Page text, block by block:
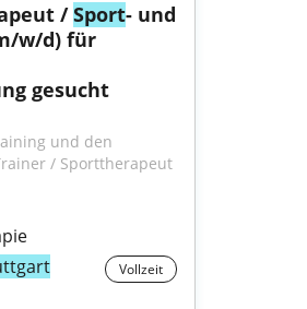
/ Sport- und
w/d) für
gesucht
und den
/ Sporttherapeut
Vollzeit